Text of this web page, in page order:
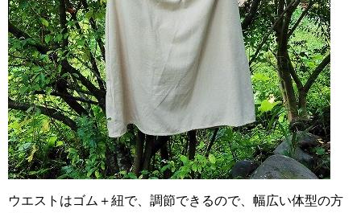
ウエストはゴム＋紐で、調節できるので、 幅広い体型の方